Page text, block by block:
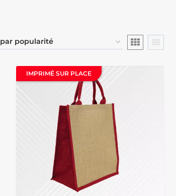
IMPRIMÉ SUR PLACE
IMPRIMÉ SUR PLACE